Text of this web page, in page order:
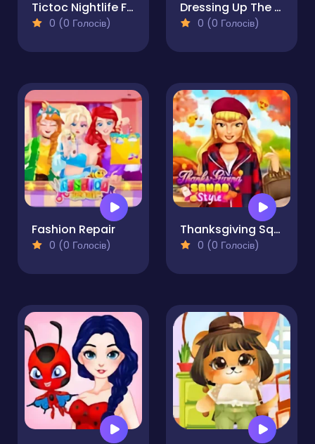
Tictoc Nightlife Fashion
0 (0 Голосів)
Dressing Up The Girl
0 (0 Голосів)
Fashion Repair
0 (0 Голосів)
Thanksgiving Squad Style
0 (0 Голосів)